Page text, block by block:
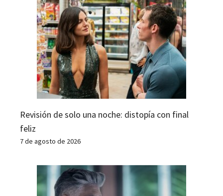
Revisión de solo una noche: distopía con final
feliz
7 de agosto de 2026